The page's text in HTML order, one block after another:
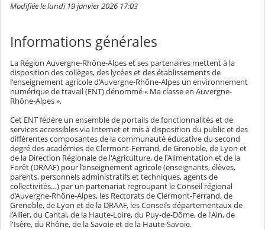
Modifiée le lundi 19 janvier 2026 17:03
Informations générales
La Région Auvergne-Rhône-Alpes et ses partenaires mettent à la
disposition des collèges, des lycées et des établissements de
l'enseignement agricole d’Auvergne-Rhône-Alpes un environnement
numérique de travail (ENT) dénommé « Ma classe en Auvergne-
Rhône-Alpes ».
Cet ENT fédère un ensemble de portails de fonctionnalités et de
services accessibles via Internet et mis à disposition du public et des
différentes composantes de la communauté éducative du second
degré des académies de Clermont-Ferrand, de Grenoble, de Lyon et
de la Direction Régionale de l'Agriculture, de l'Alimentation et de la
Forêt (DRAAF) pour l’enseignement agricole (enseignants, élèves,
parents, personnels administratifs et techniques, agents de
collectivités…) par un partenariat regroupant le Conseil régional
d’Auvergne-Rhône-Alpes, les Rectorats de Clermont-Ferrand, de
Grenoble, de Lyon et de la DRAAF, les Conseils départementaux de
l’Allier, du Cantal, de la Haute-Loire, du Puy-de-Dôme, de l'Ain, de
l'Isère, du Rhône, de la Savoie et de la Haute-Savoie.